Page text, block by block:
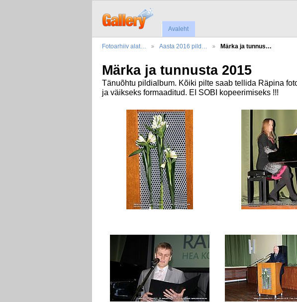
Avaleht
Fotoarhiiv alat… Aasta 2016 pild… Märka ja tunnus…
Märka ja tunnusta 2015
Tänuõhtu pildialbum. Kõiki pilte saab tellida Räpina
ja väikseks formaaditud. EI SOBI kopeerimiseks !!!